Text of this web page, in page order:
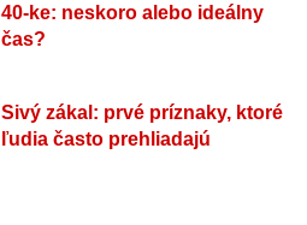
40-ke: neskoro alebo ideálny
čas?
Sivý zákal: prvé príznaky, ktoré
ľudia často prehliadajú